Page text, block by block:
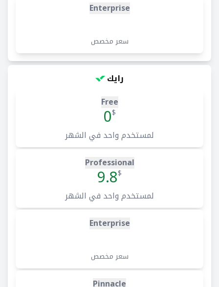
Enterprise
سعر مخصص
رايك
Free
$
0
لمستخدم واحد في الشهر
Professional
$
9.8
لمستخدم واحد في الشهر
Enterprise
سعر مخصص
Pinnacle